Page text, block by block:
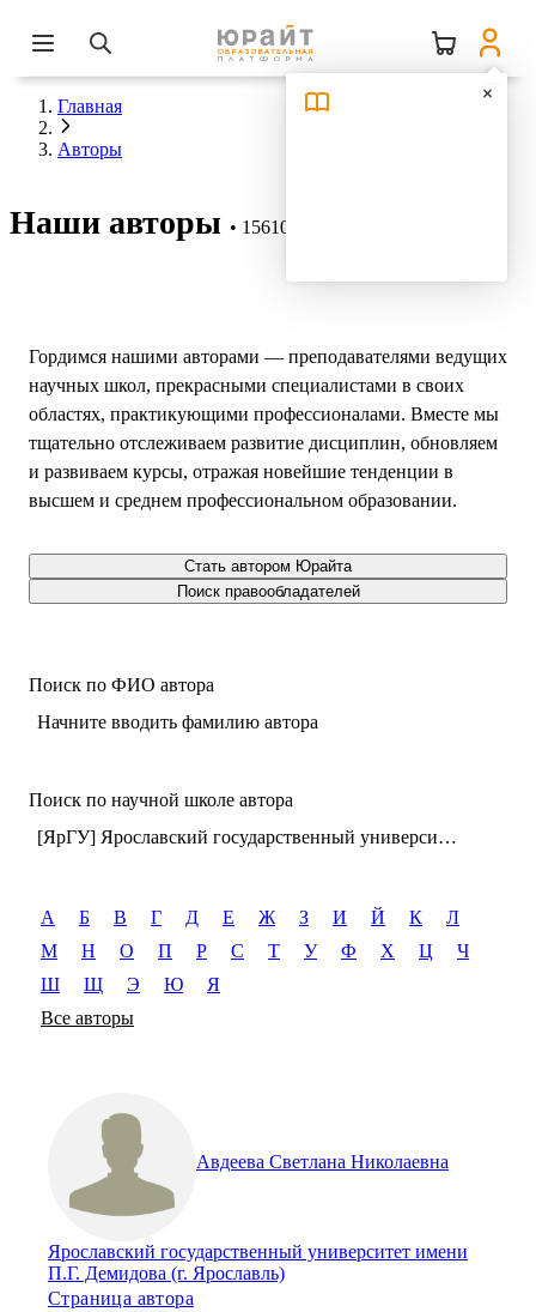
Главная
Авторы
Наши авторы 15610 авторов
Гордимся нашими авторами — преподавателями ведущих
научных школ, прекрасными специалистами в своих
областях, практикующими профессионалами. Вместе мы
тщательно отслеживаем развитие дисциплин, обновляем
и развиваем курсы, отражая новейшие тенденции в
высшем и среднем профессиональном образовании.
Стать автором Юрайта
Поиск правообладателей
Поиск по ФИО автора
Начните вводить фамилию автора
Поиск по научной школе автора
[ЯрГУ] Ярославский государственный университет имени П.Г. Демидова (г. Ярославль)
А Б В Г Д Е Ж З И Й К
Л
М
Н О П Р С Т У Ф Х Ц
Ч
Ш
Щ Э Ю
Я
Все авторы
Авдеева Светлана Николаевна
Ярославский государственный университет имени
П.Г. Демидова (г. Ярославль)
Страница автора